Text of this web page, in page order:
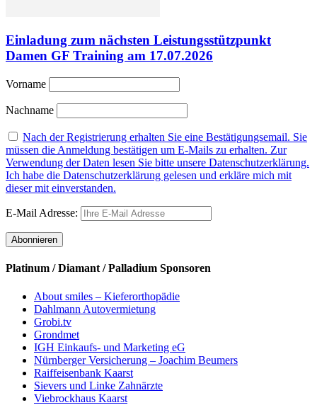
Einladung zum nächsten Leistungsstützpunkt
Damen GF Training am 17.07.2026
Vorname
Nachname
Nach der Registrierung erhalten Sie eine Bestätigungsemail. Sie
müssen die Anmeldung bestätigen um E-Mails zu erhalten. Zur
Verwendung der Daten lesen Sie bitte unsere Datenschutzerklärung.
Ich habe die Datenschutzerklärung gelesen und erkläre mich mit
dieser mit einverstanden.
E-Mail Adresse:
Platinum / Diamant / Palladium Sponsoren
About smiles – Kieferorthopädie
Dahlmann Autovermietung
Grobi.tv
Grondmet
IGH Einkaufs- und Marketing eG
Nürnberger Versicherung – Joachim Beumers
Raiffeisenbank Kaarst
Sievers und Linke Zahnärzte
Viebrockhaus Kaarst